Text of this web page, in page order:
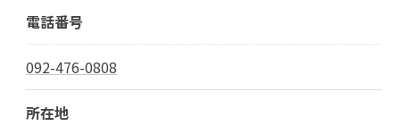
電話番号
092-476-0808
所在地